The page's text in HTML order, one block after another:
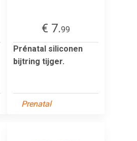
€ 7.99
Prénatal siliconen
bijtring tijger.
Prenatal